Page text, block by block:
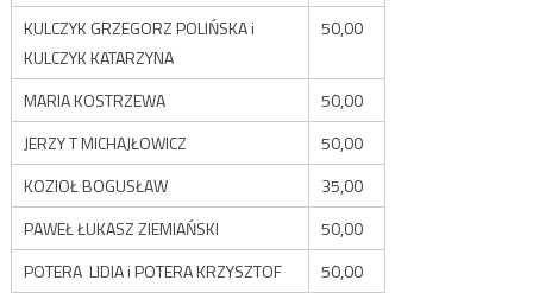
KULCZYK GRZEGORZ POLIŃSKA i
KULCZYK KATARZYNA
50,00
MARIA KOSTRZEWA
50,00
JERZY T MICHAJŁOWICZ
50,00
KOZIOŁ BOGUSŁAW
35,00
PAWEŁ ŁUKASZ ZIEMIAŃSKI
50,00
POTERA LIDIA i POTERA KRZYSZTOF
50,00